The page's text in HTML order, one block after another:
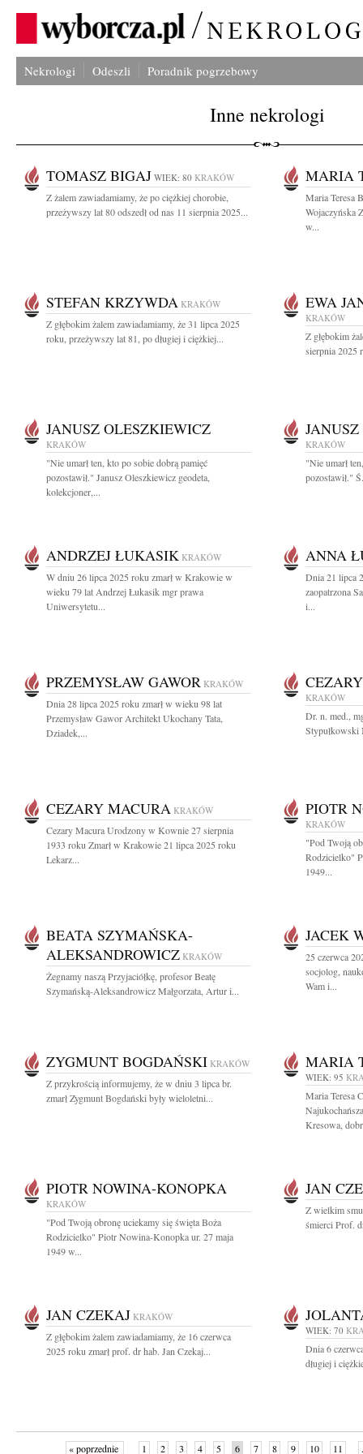
Nekrologi Odeszli Poradnik pogrzebowy
Inne nekrologi
TOMASZ BIGAJ WIEK: 80 KRAKÓW
Z żalem zawiadamiamy, że po ciężkiej chorobie,
przeżywszy lat 80 odszedł od nas 11 sierpnia 2025...
MARIA
Maria Teresa
Wojaczyńska
w...
STEFAN KRZYWDA KRAKÓW
Z głębokim żalem zawiadamiamy, że 31 lipca 2025
roku, przeżywszy lat 81, po długiej i ciężkiej...
EWA
KRAKÓW
Z głębokim
sierpnia 2025
JANUSZ OLESZKIEWICZ
KRAKÓW
"Nie umarł ten, kto po sobie dobrą pamięć
pozostawił." Janusz Oleszkiewicz geodeta,
kolekcjoner,...
KRAKÓW
"Nie umarł
pozostawił."
ANDRZEJ ŁUKASIK KRAKÓW
W dniu 26 lipca 2025 roku zmarł w Krakowie w
wieku 79 lat Andrzej Łukasik mgr prawa
Uniwersytetu...
ANNA
Dnia 21 lipca
zaopatrzona
i...
PRZEMYSŁAW GAWOR KRAKÓW
Dnia 28 lipca 2025 roku zmarł w wieku 98 lat
Przemysław Gawor Architekt Ukochany Tata,
Dziadek,...
KRAKÓW
Dr. n. med.,
Stypułkowski
CEZARY MACURA KRAKÓW
Cezary Macura Urodzony w Kownie 27 sierpnia
1933 roku Zmarł w Krakowie 21 lipca 2025 roku
Lekarz...
PIOTR
KRAKÓW
"Pod Twoją
Rodzicielko"
1949...
BEATA SZYMAŃSKA-
ALEKSANDROWICZ KRAKÓW
Żegnamy naszą Przyjaciółkę, profesor Beatę
Szymańską-Aleksandrowicz Małgorzata, Artur i...
JACEK
25 czerwca
socjolog,
Wam i...
ZYGMUNT BOGDAŃSKI KRAKÓW
Z przykrością informujemy, że w dniu 3 lipca br.
zmarł Zygmunt Bogdański były wieloletni...
MARIA
WIEK: 95
Maria Teresa
Kresowa,
PIOTR NOWINA-KONOPKA
KRAKÓW
"Pod Twoją obronę uciekamy się święta Boża
Rodzicielko" Piotr Nowina-Konopka ur. 27 maja
1949 w...
JAN
Z wielkim
śmierci Prof.
JAN CZEKAJ KRAKÓW
Z głębokim żalem zawiadamiamy, że 16 czerwca
2025 roku zmarł prof. dr hab. Jan Czekaj...
WIEK: 70
Dnia 6
długiej i
« poprzednie 1 2 3 4 5 6 7 8 9 10 11